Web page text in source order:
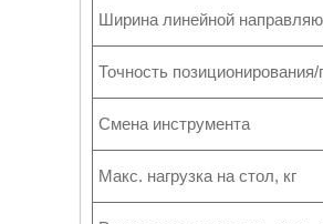
Ширина линейной
Точность
Смена инструмента
Макс. нагрузка на стол, кг